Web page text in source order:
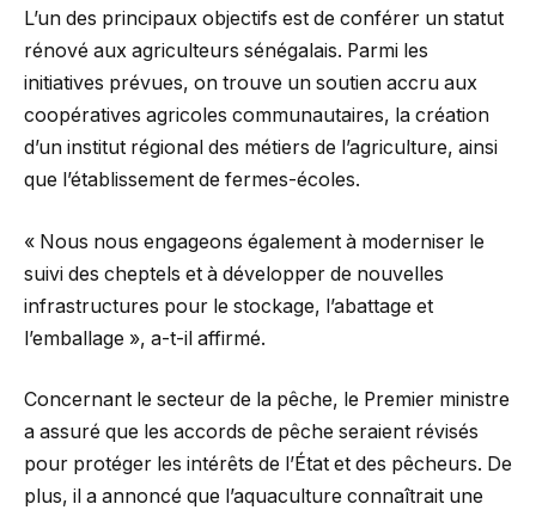
L’un des principaux objectifs est de conférer un statut
rénové aux agriculteurs sénégalais. Parmi les
initiatives prévues, on trouve un soutien accru aux
coopératives agricoles communautaires, la création
d’un institut régional des métiers de l’agriculture, ainsi
que l’établissement de fermes-écoles.
« Nous nous engageons également à moderniser le
suivi des cheptels et à développer de nouvelles
infrastructures pour le stockage, l’abattage et
l’emballage », a-t-il affirmé.
Concernant le secteur de la pêche, le Premier ministre
a assuré que les accords de pêche seraient révisés
pour protéger les intérêts de l’État et des pêcheurs. De
plus, il a annoncé que l’aquaculture connaîtrait une